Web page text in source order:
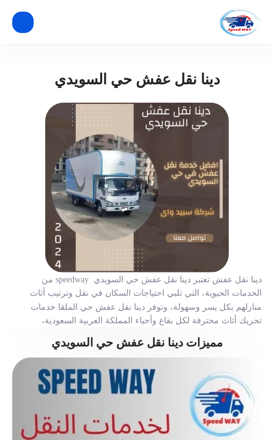
دينا نقل عفش حي السويدي
دينا نقل عفش تعتبر دينا نقل عفش حي السويدي
speedway من
الخدمات الحيوية، التي تلبي احتياجات السكان في نقل وترتيب أثاث
منازلهم بكل يسر وسهولة، وتوفر دينا نقل عفش حي الملقا خدمات
تحريك أثاث محترفة لكل بقاع وأحياء المملكة العربية السعودية،
مميزات دينا نقل عفش حي السويدي